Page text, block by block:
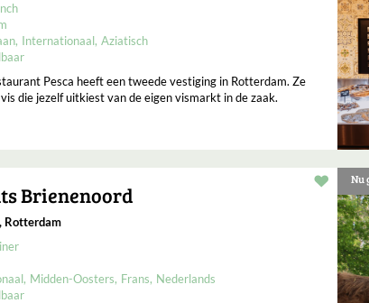
Internationaal Aziatisch
Pesca heeft een tweede vestiging in Rotterdam. Ze
die jezelf uitkiest van de eigen vismarkt in de zaak.
Nu
Brienenoord
Rotterdam
Midden-Oosters Frans Nederlands